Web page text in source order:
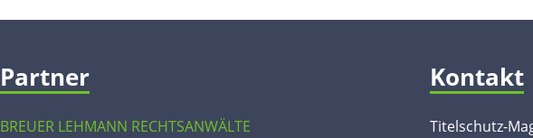
Partner
BREUER LEHMANN RECHTSANWÄLTE
Kontakt
Titelschutz-